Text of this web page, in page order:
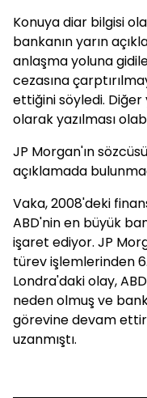
Konuya diar bilgisi
bankanın yarın
anlaşma yoluna
cezasına
ettiğini söyledi. Diğer
olarak yazılması
JP Morgan'ın
açıklamada
Vaka, 2008'deki
ABD'nin en büyük
işaret ediyor. JP
türev işlemlerinden
Londra'daki olay,
neden olmuş ve
görevine devam
uzanmıştı.